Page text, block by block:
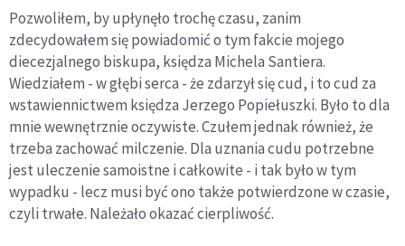
Pozwoliłem, by upłynęło trochę czasu, zanim
zdecydowałem się powiadomić o tym fakcie mojego
diecezjalnego biskupa, księdza Michela Santiera.
Wiedziałem - w głębi serca - że zdarzył się cud, i to cud za
wstawiennictwem księdza Jerzego Popiełuszki. Było to dla
mnie wewnętrznie oczywiste. Czułem jednak również, że
trzeba zachować milczenie. Dla uznania cudu potrzebne
jest uleczenie samoistne i całkowite - i tak było w tym
wypadku - lecz musi być ono także potwierdzone w czasie,
czyli trwałe. Należało okazać cierpliwość.